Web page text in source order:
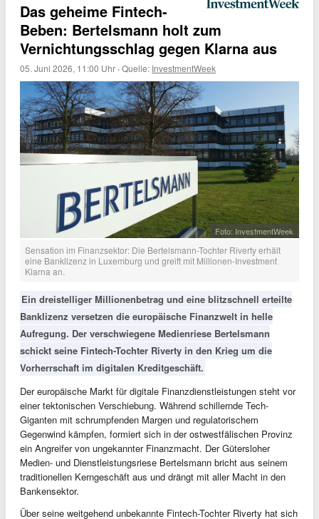
Das geheime Fintech-
Beben: Bertelsmann holt zum
Vernichtungsschlag gegen Klarna aus
05. Juni 2026, 11:00 Uhr ·Quelle: InvestmentWeek
Foto: InvestmentWeek
Sensation im Finanzsektor: Die Bertelsmann-Tochter Riverty erhält
eine Banklizenz in Luxemburg und greift mit Millionen-Investment
Klarna an.
Ein dreistelliger Millionenbetrag und eine blitzschnell erteilte
Banklizenz versetzen die europäische Finanzwelt in helle
Aufregung. Der verschwiegene Medienriese Bertelsmann
schickt seine Fintech-Tochter Riverty in den Krieg um die
Vorherrschaft im digitalen Kreditgeschäft.
Der europäische Markt für digitale Finanzdienstleistungen steht vor
einer tektonischen Verschiebung. Während schillernde Tech-
Giganten mit schrumpfenden Margen und regulatorischem
Gegenwind kämpfen, formiert sich in der ostwestfälischen Provinz
ein Angreifer von ungekannter Finanzmacht. Der Gütersloher
Medien- und Dienstleistungsriese Bertelsmann bricht aus seinem
traditionellen Kerngeschäft aus und drängt mit aller Macht in den
Bankensektor.
Über seine weitgehend unbekannte Fintech-Tochter Riverty hat sich